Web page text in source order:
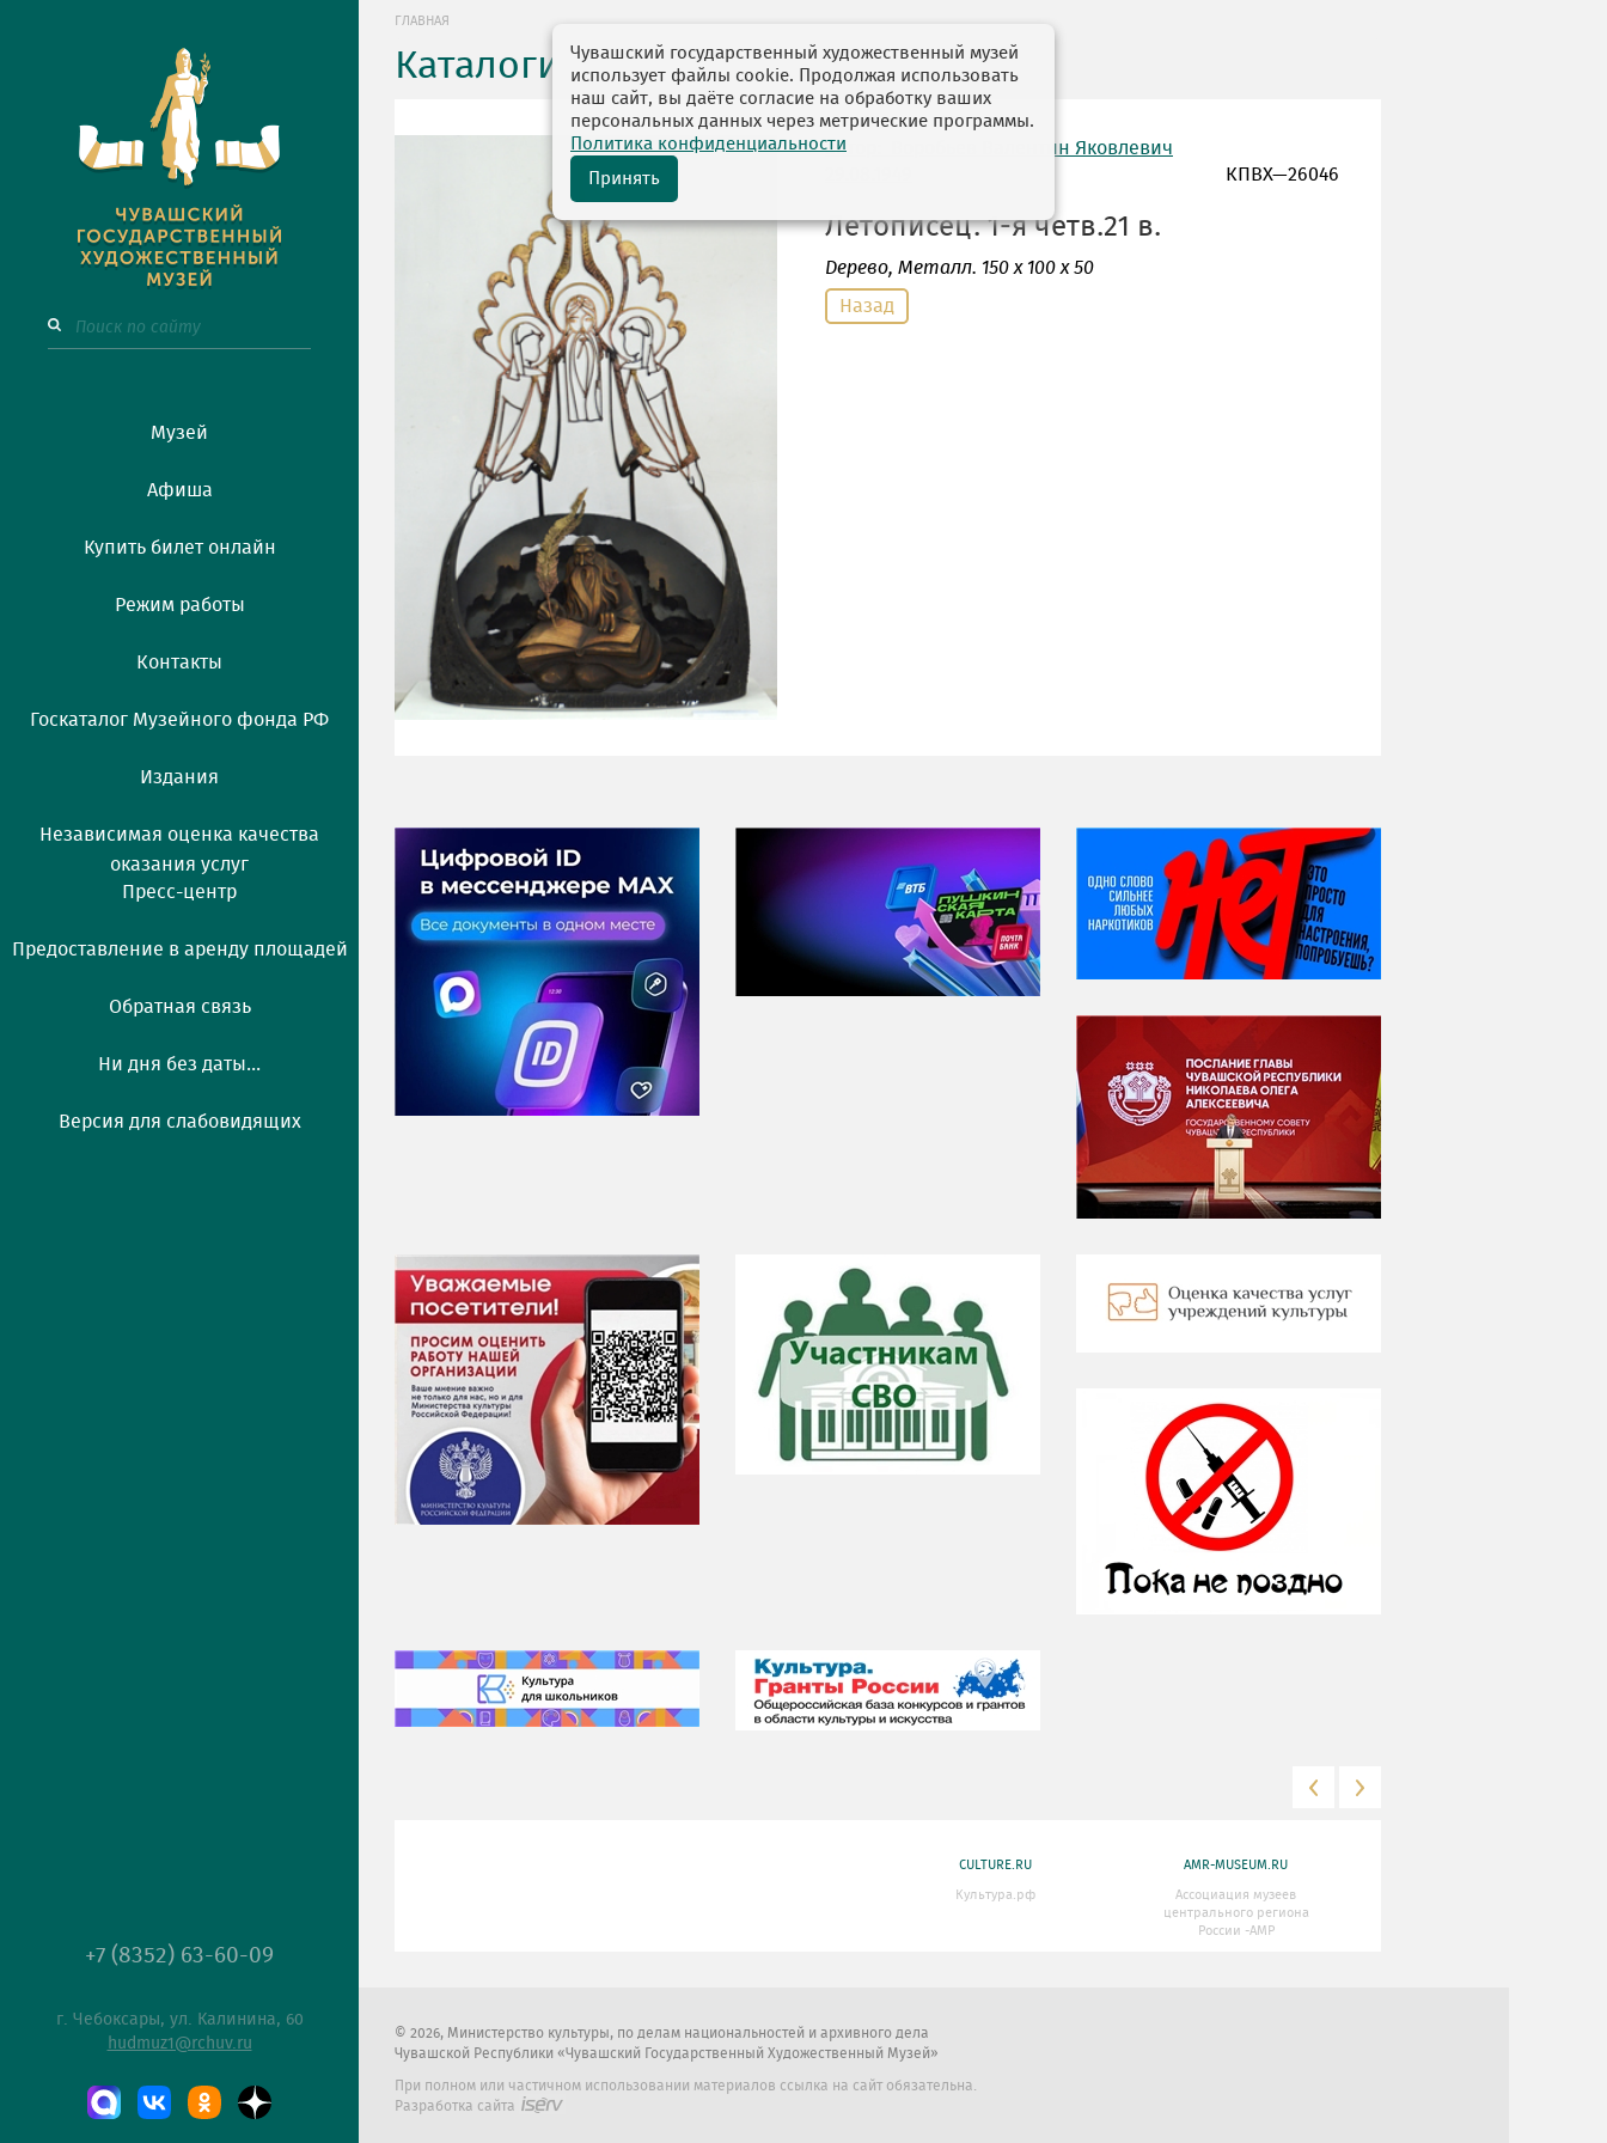
Музей
Афиша
Купить билет онлайн
Режим работы
Контакты
Госкаталог Музейного фонда РФ
Издания
Независимая оценка качества
оказания услуг
Пресс-центр
Предоставление в аренду площадей
Обратная связь
Ни дня без даты...
Версия для слабовидящих
+7 (8352) 63-60-09
г. Чебоксары, ул. Калинина, 60
hudmuz1@rchuv.ru
ГЛАВНАЯ
Каталоги выставок
автор: Воробьев Валентин Яковлевич
КПВХ—26046
Летописец. 1-я четв.21 в.
Дерево, Металл. 150 х 100 х 50
Назад
НИ ДНЯ БЕЗ ДАТЫ...
08 августа
ВСЕМИРНЫЙ ДЕНЬ
КОШЕК
CULTURE.RU
Культура.рф
AMR-MUSEUM.RU
Ассоциация музеев
центрального региона
России -АМР
2026, Министерство культуры, по делам национальностей и архивного дела
Чувашской Республики «Чувашский Государственный Художественный Музей»
При полном или частичном использовании материалов ссылка на сайт обязательна.
Разработка сайта
Чувашский государственный художественный музей
использует файлы cookie. Продолжая использовать
наш сайт, вы даёте согласие на обработку ваших
персональных данных через метрические программы.
Политика конфиденциальности
Принять